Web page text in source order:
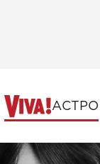
АСТРО